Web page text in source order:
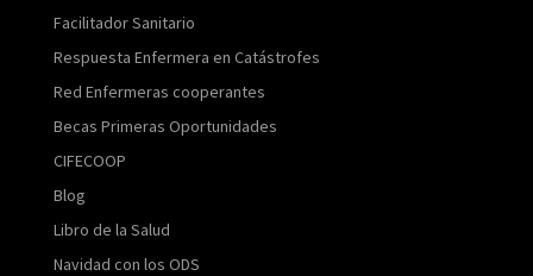
Facilitador Sanitario
Respuesta Enfermera en Catástrofes
Red Enfermeras cooperantes
Becas Primeras Oportunidades
CIFECOOP
Blog
Libro de la Salud
Navidad con los ODS